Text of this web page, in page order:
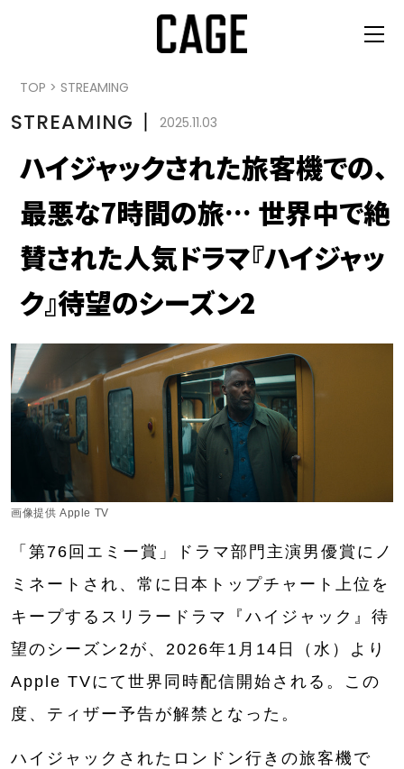
TOP > STREAMING
STREAMING 丨 2025.11.03
ハイジャックされた旅客機での、
最悪な7時間の旅… 世界中で絶
賛された人気ドラマ『ハイジャッ
ク』待望のシーズン2
画像提供 Apple TV
「第76回エミー賞」ドラマ部門主演男優賞にノ
ミネートされ、常に日本トップチャート上位を
キープするスリラードラマ『ハイジャック』待
望のシーズン2が、2026年1月14日（水）より
Apple TVにて世界同時配信開始される。この
度、ティザー予告が解禁となった。
ハイジャックされたロンドン行きの旅客機で